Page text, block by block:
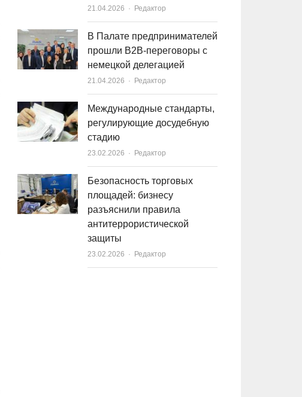
21.04.2026 Author
Редактор
В Палате предпринимателей
прошли B2B-переговоры с
немецкой делегацией
21.04.2026 Author
Редактор
Международные стандарты,
регулирующие досудебную
стадию
23.02.2026 Author
Редактор
Безопасность торговых
площадей: бизнесу
разъяснили правила
антитеррористической
защиты
23.02.2026 Author
Редактор